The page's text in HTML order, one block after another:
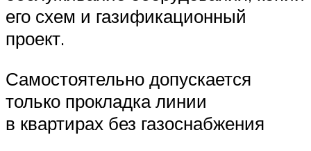
его схем и газификационный
проект.
Самостоятельно допускается
только прокладка линии
в квартирах без газоснабжения